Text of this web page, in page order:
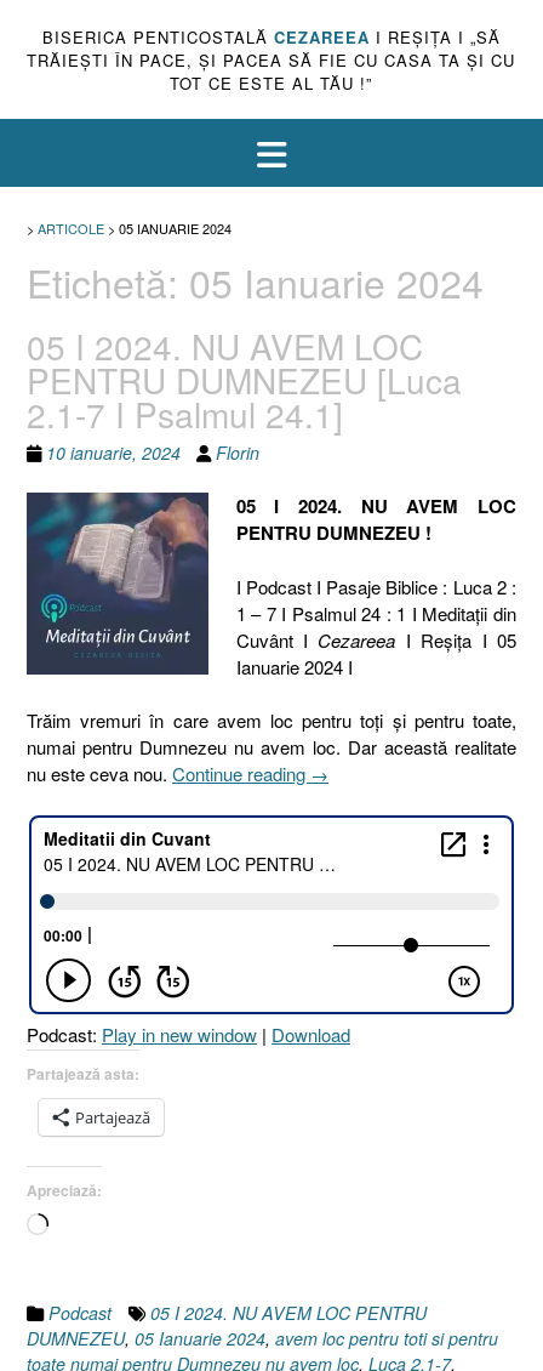
BISERICA PENTICOSTALĂ CEZAREEA I REŞIŢA I „SĂ
TRĂIEŞTI ÎN PACE, ŞI PACEA SĂ FIE CU CASA TA ŞI CU
TOT CE ESTE AL TĂU !”
> ARTICOLE > 05 IANUARIE 2024
Etichetă: 05 Ianuarie 2024
05 I 2024. NU AVEM LOC
PENTRU DUMNEZEU [Luca
2.1-7 I Psalmul 24.1]
10 ianuarie, 2024 Florin
05 I 2024. NU AVEM LOC
PENTRU DUMNEZEU !
I Podcast I Pasaje Biblice : Luca 2 :
1 – 7 I Psalmul 24 : 1 I Meditaţii din
Cuvânt I Cezareea I Reşiţa I 05
Ianuarie 2024 I
Trăim vremuri în care avem loc pentru toți și pentru toate,
numai pentru Dumnezeu nu avem loc. Dar această realitate
nu este ceva nou. Continue reading „05
2024.
NU
AVEM
DUMNEZEU
2.1-
7
→
Podcast: Play in new window | Download
Partajează asta:
Partajează
Apreciază:
Încarc...
Podcast
05 I 2024. NU AVEM LOC PENTRU
DUMNEZEU, 05 Ianuarie 2024, avem loc pentru toti si pentru
toate numai pentru Dumnezeu nu avem loc, Luca 2.1-7,